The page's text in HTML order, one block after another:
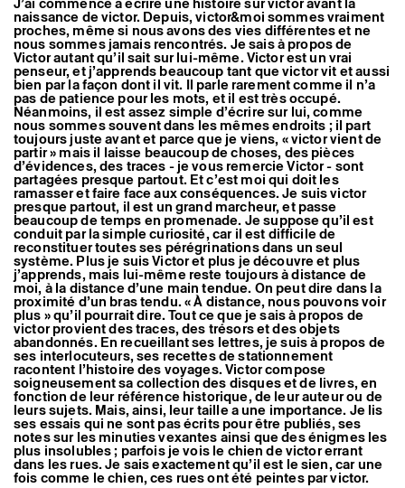
Médiation
Publics associés
Les Nouveaux Commanditaires
Artistes résident·es et associé·es
Résident·es
Artistes associé·es
Hors-les-murs
Ancien·nes résident·es et artistes associé·es
naissance de victor. Depuis, victor&moi sommes vraiment
proches, même si nous avons des vies différentes et ne
nous sommes jamais rencontrés. Je sais à propos de
Victor autant qu’il sait sur lui-même. Victor est un vrai
penseur, et j’apprends beaucoup tant que victor vit et aussi
bien par la façon dont il vit. Il parle rarement comme il n’a
pas de patience pour les mots, et il est très occupé.
Néanmoins, il est assez simple d’écrire sur lui, comme
nous sommes souvent dans les mêmes endroits ; il part
toujours juste avant et parce que je viens, « victor vient de
partir » mais il laisse beaucoup de choses, des pièces
d’évidences, des traces - je vous remercie Victor - sont
partagées presque partout. Et c’est moi qui doit les
ramasser et faire face aux conséquences. Je suis victor
presque partout, il est un grand marcheur, et passe
beaucoup de temps en promenade. Je suppose qu’il est
conduit par la simple curiosité, car il est difficile de
reconstituer toutes ses pérégrinations dans un seul
système. Plus je suis Victor et plus je découvre et plus
j’apprends, mais lui-même reste toujours à distance de
moi, à la distance d’une main tendue. On peut dire dans la
proximité d’un bras tendu. « À distance, nous pouvons voir
plus » qu’il pourrait dire. Tout ce que je sais à propos de
victor provient des traces, des trésors et des objets
abandonnés. En recueillant ses lettres, je suis à propos de
ses interlocuteurs, ses recettes de stationnement
racontent l’histoire des voyages. Victor compose
soigneusement sa collection des disques et de livres, en
fonction de leur référence historique, de leur auteur ou de
leurs sujets. Mais, ainsi, leur taille a une importance. Je lis
ses essais qui ne sont pas écrits pour être publiés, ses
notes sur les minuties vexantes ainsi que des énigmes les
plus insolubles ; parfois je vois le chien de victor errant
dans les rues. Je sais exactement qu’il est le sien, car une
fois comme le chien, ces rues ont été peintes par victor.